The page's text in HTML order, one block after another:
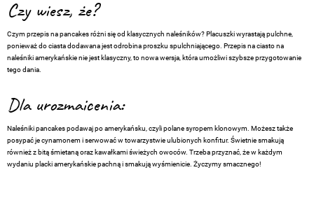
Czy wiesz, że?
Czym przepis na pancakes różni się od klasycznych naleśników? Placuszki wyrastają pulchne,
ponieważ do ciasta dodawana jest odrobina proszku spulchniającego. Przepis na ciasto na
naleśniki amerykańskie nie jest klasyczny, to nowa wersja, która umożliwi szybsze przygotowanie
tego dania.
Dla urozmaicenia:
Naleśniki pancakes podawaj po amerykańsku, czyli polane syropem klonowym. Możesz także
posypać je cynamonem i serwować w towarzystwie ulubionych konfitur. Świetnie smakują
również z bitą śmietaną oraz kawałkami świeżych owoców. Trzeba przyznać, że w każdym
wydaniu placki amerykańskie pachną i smakują wyśmienicie. Życzymy smacznego!